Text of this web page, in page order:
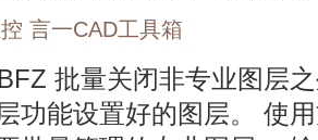
言一CAD工具箱
批量关闭非专业图层
功能设置好的图层。 使